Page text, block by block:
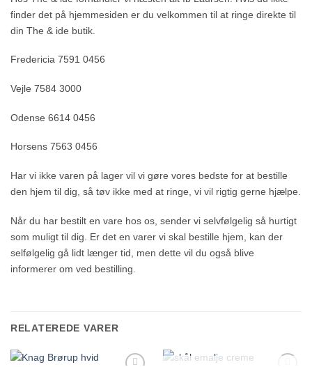
finder det på hjemmesiden er du velkommen til at ringe direkte til
din The & ide butik.
Fredericia 7591 0456
Vejle 7584 3000
Odense 6614 0456
Horsens 7563 0456
Har vi ikke varen på lager vil vi gøre vores bedste for at bestille
den hjem til dig, så tøv ikke med at ringe, vi vil rigtig gerne hjælpe.
Når du har bestilt en vare hos os, sender vi selvfølgelig så hurtigt
som muligt til dig. Er det en varer vi skal bestille hjem, kan der
selfølgelig gå lidt længer tid, men dette vil du også blive
informerer om ved bestilling.
RELATEREDE VARER